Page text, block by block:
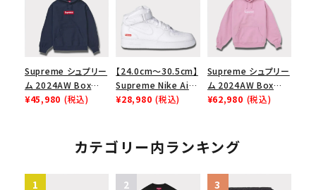
キーワードから探す
search
人気ワード 2026SS 2025AW 2025SS
Tシャツ・ロングスリーブ
キャップ・ハット
パーカー・クルーネック
ショルダー・ウエストバッグ
ボックスロゴ ブラックスウェット
カテゴリーから探す
コラボレーションブランドから探す
ューズ ホワイト
ブラック 黒
ューズ ブラック
Supreme シュプリー
ム 2024AW Box
Logo Hooded
¥45,980 (税込)
【24.0cm～30.5cm】
Supreme Nike Air
Force 1 Mid シュプ
ューズ ホワイト 白
¥28,980 (税込)
Supreme シュプリー
ム 2024AW Box
Logo Hooded
ダスティーピンク
¥62,980 (税込)
カテゴリー内ランキング